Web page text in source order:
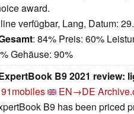
award.
verfügbar, Lang, Datum:
: 84% Preis: 60%
Gehäuse: 90%
B9 2021 review:
91mobiles EN→DE
B9 has been priced